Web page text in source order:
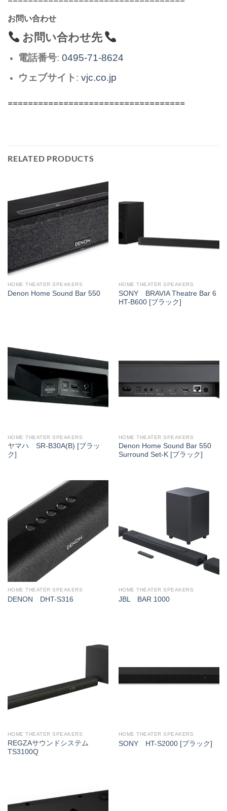
お問い合わせ
お問い合わせ先
電話番号: 0495-71-8624
ウェブサイト: vjc.co.jp
===================================
RELATED PRODUCTS
HOME THEATER SPEAKERS
Denon Home Sound Bar 550
HOME THEATER SPEAKERS
SONY BRAVIA Theatre Bar 6
HT-B600 [ブラック]
HOME THEATER SPEAKERS
ヤマハ SR-B30A(B) [ブラッ
ク]
HOME THEATER SPEAKERS
Denon Home Sound Bar 550
Surround Set-K [ブラック]
HOME THEATER SPEAKERS
DENON DHT-S316
HOME THEATER SPEAKERS
JBL BAR 1000
HOME THEATER SPEAKERS
REGZAサウンドシステム
TS3100Q
HOME THEATER SPEAKERS
SONY HT-S2000 [ブラック]